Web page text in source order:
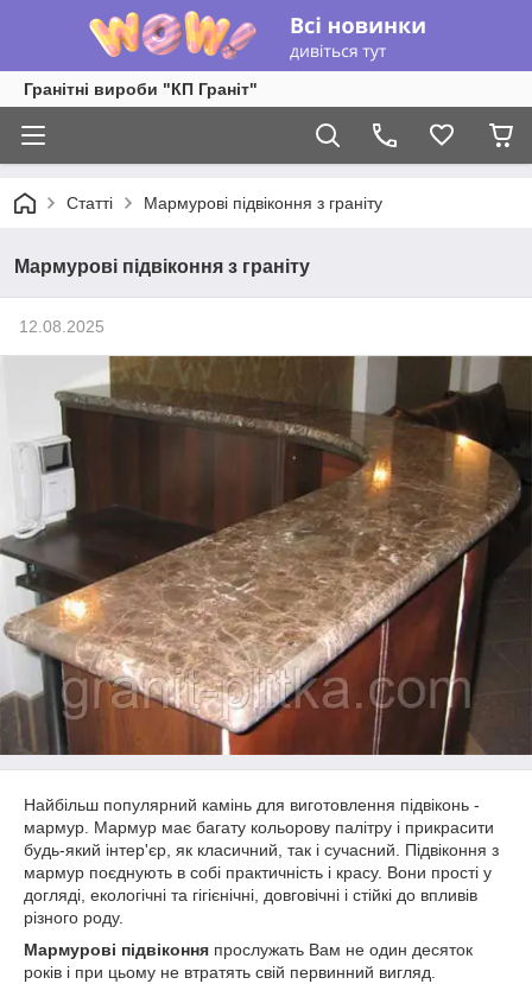
Гранітні вироби "КП Граніт"
Статті Мармурові підвіконня з граніту
Мармурові підвіконня з граніту
12.08.2025
Найбільш популярний камінь для виготовлення підвіконь -
мармур. Мармур має багату кольорову палітру і прикрасити
будь-який інтер'єр, як класичний, так і сучасний. Підвіконня з
мармур поєднують в собі практичність і красу. Вони прості у
догляді, екологічні та гігієнічні, довговічні і стійкі до впливів
різного роду.
Мармурові підвіконня прослужать Вам не один десяток
років і при цьому не втратять свій первинний вигляд.